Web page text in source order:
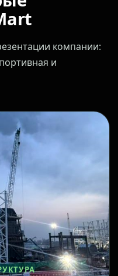
компании:
и